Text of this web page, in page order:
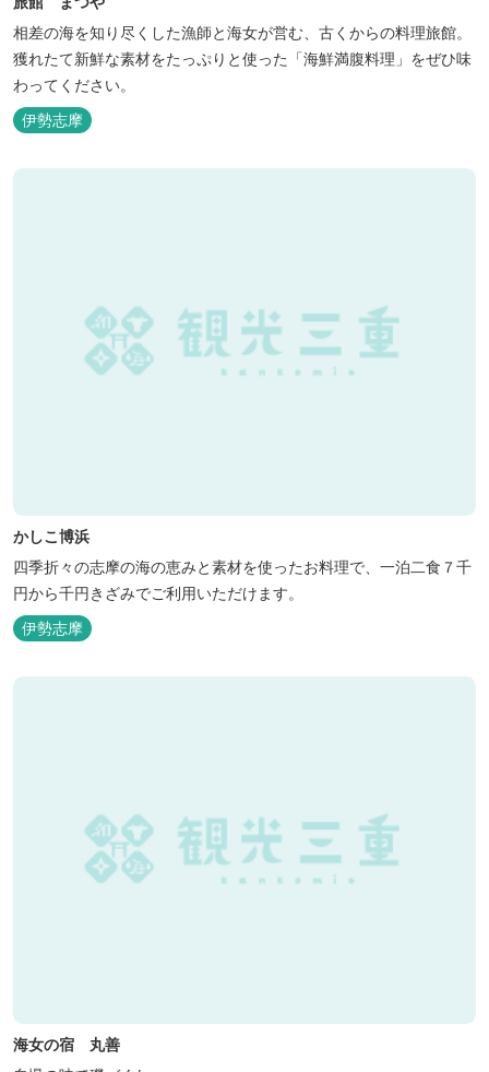
相差の海を知り尽くした漁師と海女が営む、古くからの料理旅館。
獲れたて新鮮な素材をたっぷりと使った「海鮮満腹料理」をぜひ味
わってください。
伊勢志摩
かしこ博浜
四季折々の志摩の海の恵みと素材を使ったお料理で、一泊二食７千
円から千円きざみでご利用いただけます。
伊勢志摩
海女の宿 丸善